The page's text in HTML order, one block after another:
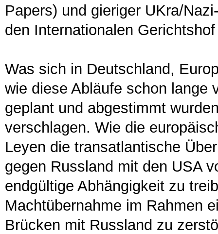
Papers) und gieriger UKra/
den Internationalen
Was sich in Deutschland,
wie diese Abläufe schon lange
geplant und abgestimmt
verschlagen. Wie die
Leyen die transatlantische
gegen Russland mit den USA
endgültige Abhängigkeit zu
Machtübernahme im Rahmen
Brücken mit Russland zu